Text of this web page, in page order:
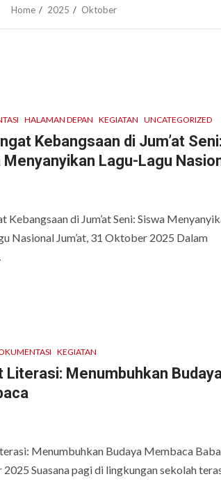
Home 2025 Oktober
HALAMAN DEPAN KEGIATAN UNCATEGORIZED
Kebangsaan di Jum’at Seni:
Menyanyikan Lagu-Lagu
Kebangsaan di Jum’at Seni: Siswa
Nasional Jum’at, 31 Oktober 2025 Dalam
KEGIATAN
Literasi: Menumbuhkan
Menumbuhkan Budaya Membaca
Suasana pagi di lingkungan sekolah